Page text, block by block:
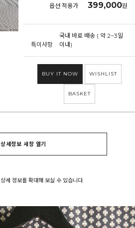
옵션 적용가 399,000원
특이사항
국내 바로 배송 ( 약 2~3일
이내)
BUY IT NOW WISHLIST
BASKET
상세정보 새창 열기
상세 정보를 확대해 보실 수 있습니다.